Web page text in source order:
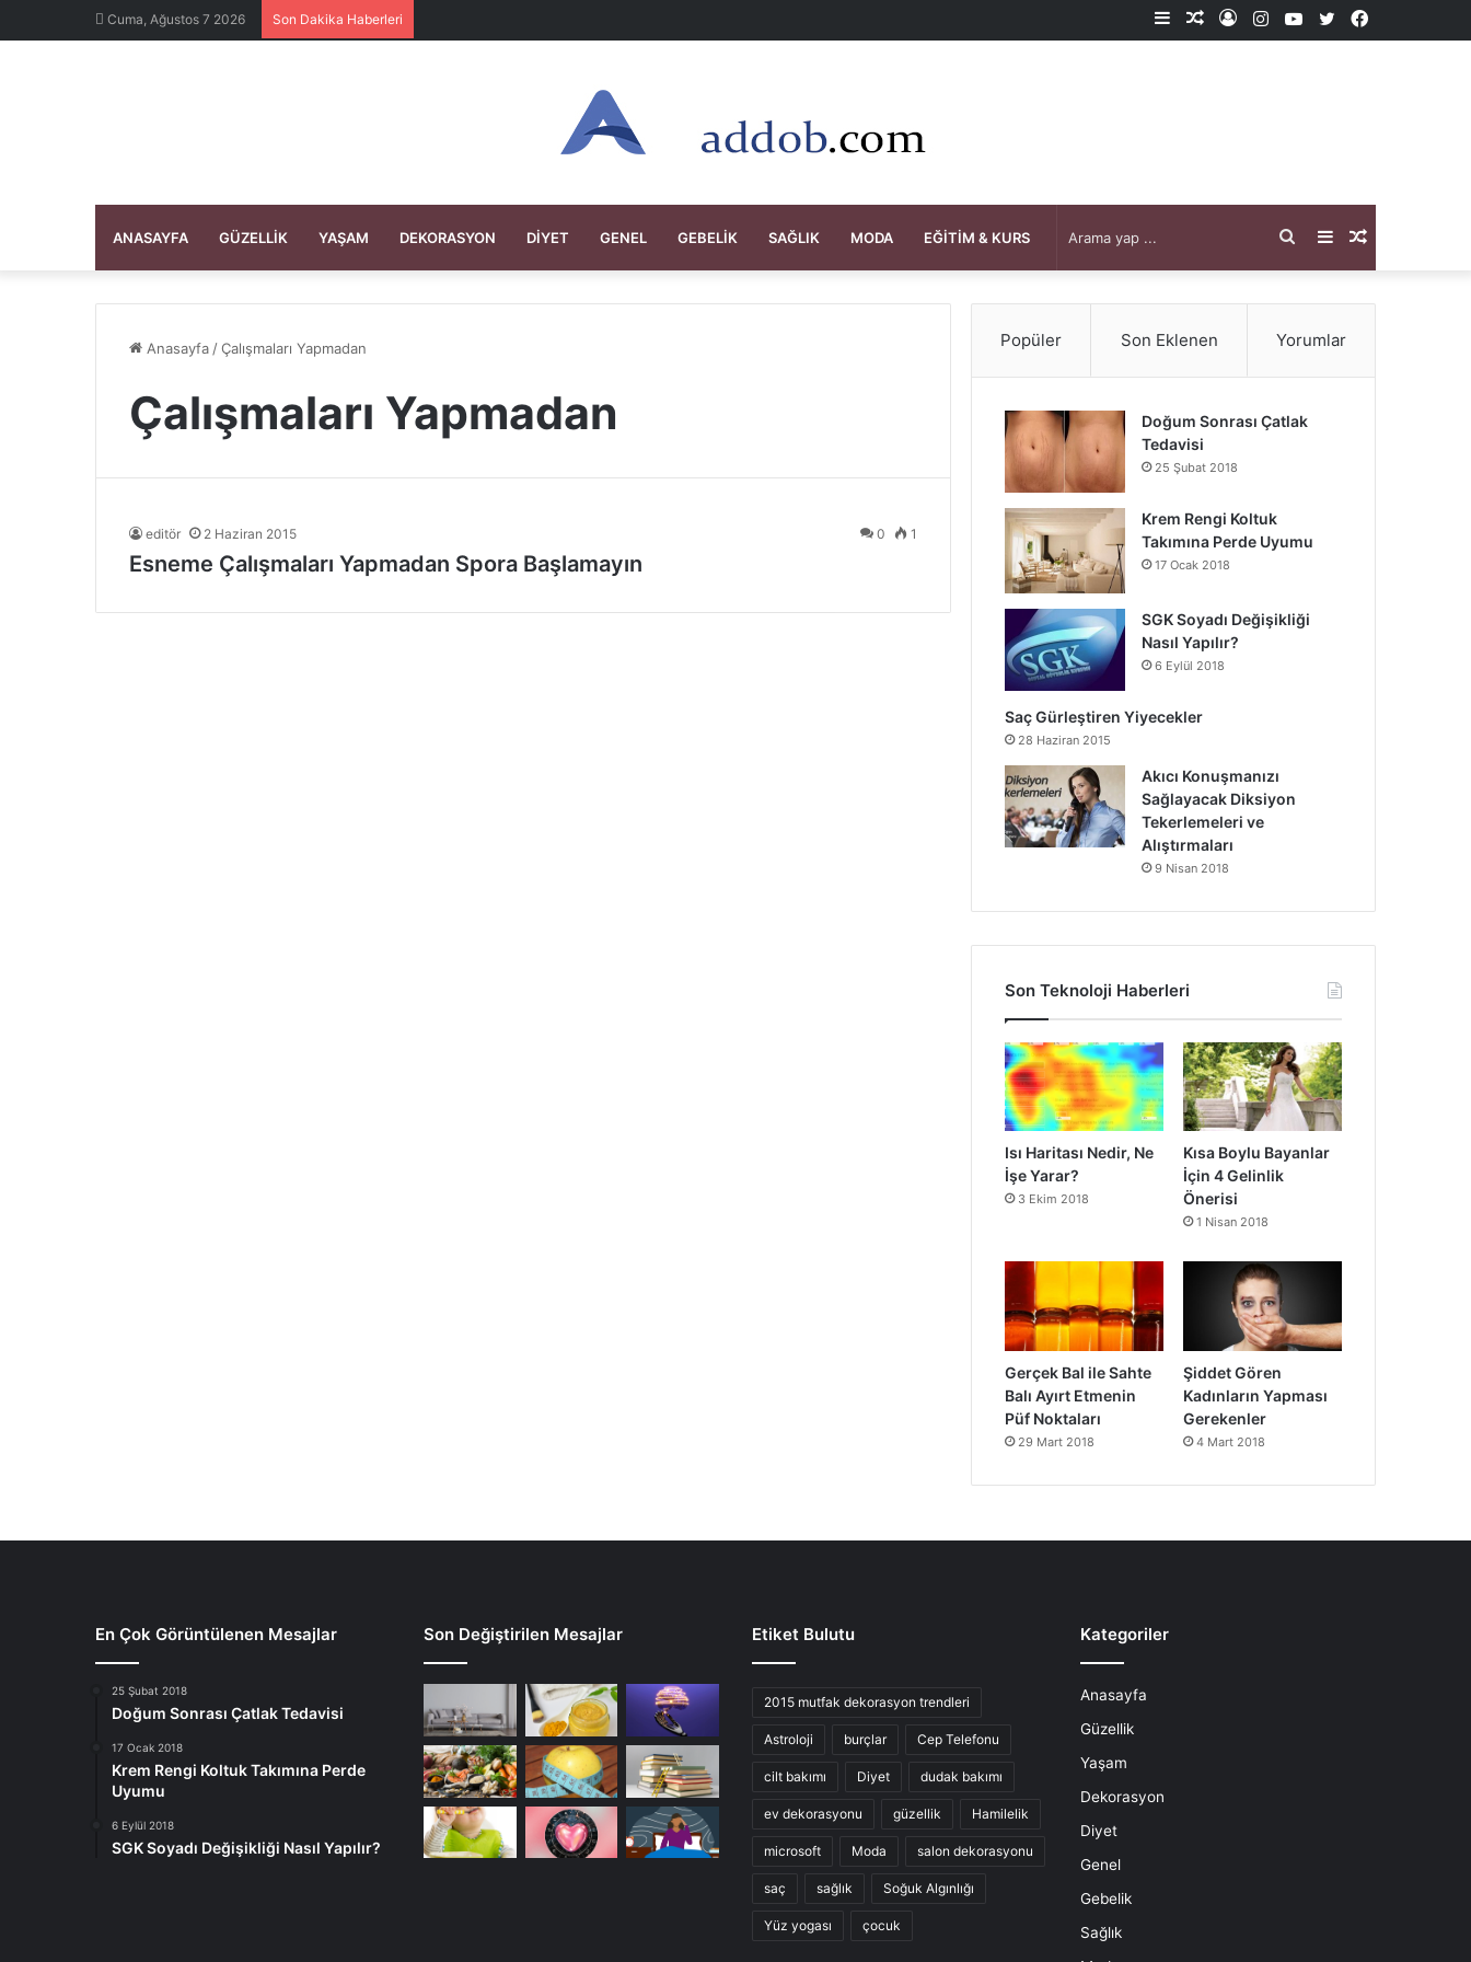
Cuma, Ağustos 7 2026 Son Dakika Haberleri Facebook
X
YouTube
Instagram
Kayıt
Rastgele
Kenar
ANASAYFA GÜZELLIK YAŞAM DEKORASYON DIYET GENEL GEBELIK SAĞLIK MODA EĞITIM & KURS Rastgele
Makale
Kenar
Bölmesi
Arama
yap
Anasayfa /Çalışmaları Yapmadan
Çalışmaları Yapmadan
editör 2 Haziran 2015 0 1
Esneme Çalışmaları Yapmadan Spora Başlamayın
Popüler Son Eklenen Yorumlar
Doğum Sonrası Çatlak
Tedavisi
25 Şubat 2018
Krem Rengi Koltuk
Takımına Perde Uyumu
17 Ocak 2018
SGK Soyadı Değişikliği
Nasıl Yapılır?
6 Eylül 2018
Saç Gürleştiren Yiyecekler
28 Haziran 2015
Akıcı Konuşmanızı
Sağlayacak Diksiyon
Tekerlemeleri ve
Alıştırmaları
9 Nisan 2018
Son Teknoloji Haberleri
Isı Haritası Nedir, Ne
İşe Yarar?
3 Ekim 2018
Kısa Boylu Bayanlar
İçin 4 Gelinlik
Önerisi
1 Nisan 2018
Gerçek Bal ile Sahte
Balı Ayırt Etmenin
Püf Noktaları
29 Mart 2018
Şiddet Gören
Kadınların Yapması
Gerekenler
4 Mart 2018
En Çok Görüntülenen Mesajlar
25 Şubat 2018
Doğum Sonrası Çatlak Tedavisi
17 Ocak 2018
Krem Rengi Koltuk Takımına Perde
Uyumu
6 Eylül 2018
SGK Soyadı Değişikliği Nasıl Yapılır?
Son Değiştirilen Mesajlar Etiket Bulutu
2015 mutfak dekorasyon trendleri
Astroloji burçlar Cep Telefonu
cilt bakımı Diyet dudak bakımı
ev dekorasyonu güzellik Hamilelik
microsoft Moda salon dekorasyonu
saç sağlık Soğuk Algınlığı
Yüz yogası çocuk
Kategoriler
Anasayfa
Güzellik
Yaşam
Dekorasyon
Diyet
Genel
Gebelik
Sağlık